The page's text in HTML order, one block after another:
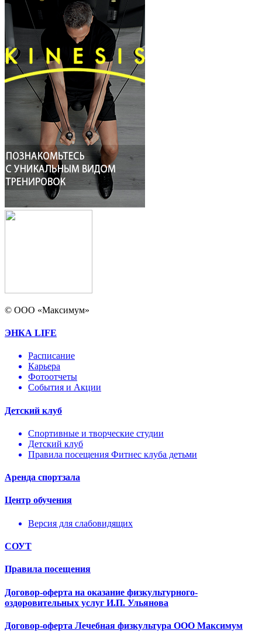
© ООО «Максимум»
ЭНКА LIFE
Расписание
Карьера
Фотоотчеты
События и Акции
Детский клуб
Спортивные и творческие студии
Детский клуб
Правила посещения Фитнес клуба детьми
Аренда спортзала
Центр обучения
Версия для слабовидящих
СОУТ
Правила посещения
Договор-оферта на оказание физкультурного-
оздоровительных услуг И.П. Ульянова
Договор-оферта Лечебная физкультура ООО Максимум